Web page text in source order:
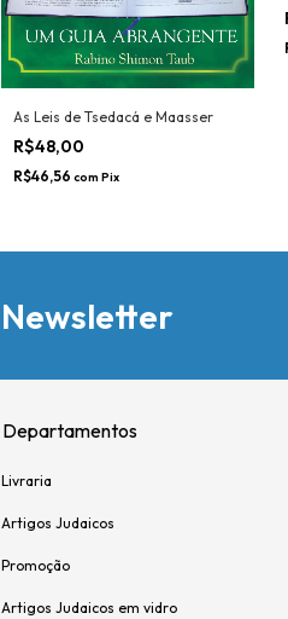
As Leis de Tsedacá e Maasser
R$48,00
R$46,56 com Pix
Newsletter
Departamentos
Livraria
Artigos Judaicos
Promoção
Artigos Judaicos em vidro